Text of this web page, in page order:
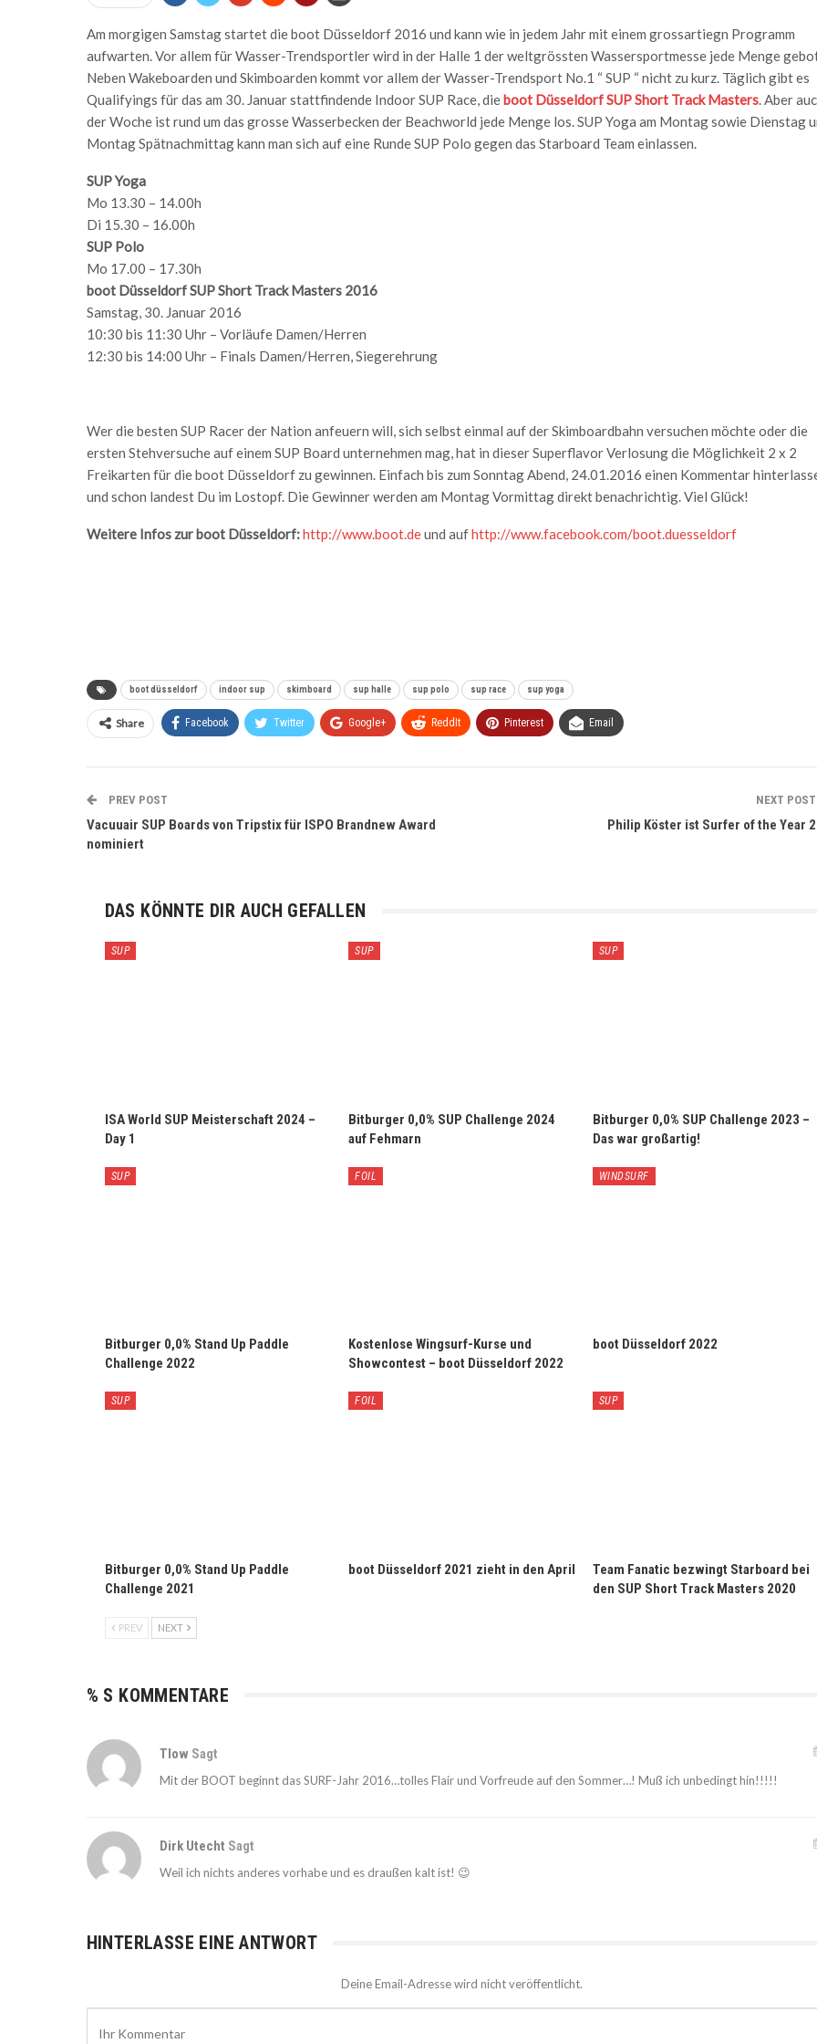
Am morgigen Samstag startet die boot Düsseldorf 2016 und kann wie in jedem Jahr mit einem grossartiegn Programm
aufwarten. Vor allem für Wasser-Trendsportler wird in der Halle 1 der weltgrössten Wassersportmesse jede Menge
Neben Wakeboarden und Skimboarden kommt vor allem der Wasser-Trendsport No.1 “ SUP “ nicht zu kurz. Täglich gibt es
Qualifyings für das am 30. Januar stattfindende Indoor SUP Race, die boot Düsseldorf SUP Short Track Masters. Aber
der Woche ist rund um das grosse Wasserbecken der Beachworld jede Menge los. SUP Yoga am Montag sowie Dienstag
Montag Spätnachmittag kann man sich auf eine Runde SUP Polo gegen das Starboard Team einlassen.
SUP Yoga
Mo 13.30 – 14.00h
Di 15.30 – 16.00h
SUP Polo
Mo 17.00 – 17.30h
boot Düsseldorf SUP Short Track Masters 2016
Samstag, 30. Januar 2016
10:30 bis 11:30 Uhr – Vorläufe Damen/Herren
12:30 bis 14:00 Uhr – Finals Damen/Herren, Siegerehrung
Wer die besten SUP Racer der Nation anfeuern will, sich selbst einmal auf der Skimboardbahn versuchen möchte oder die
ersten Stehversuche auf einem SUP Board unternehmen mag, hat in dieser Superflavor Verlosung die Möglichkeit 2 x 2
Freikarten für die boot Düsseldorf zu gewinnen. Einfach bis zum Sonntag Abend, 24.01.2016 einen Kommentar
und schon landest Du im Lostopf. Die Gewinner werden am Montag Vormittag direkt benachrichtig. Viel Glück!
Weitere Infos zur boot Düsseldorf:http://www.boot.deund aufhttp://www.facebook.com/boot.duesseldorf
boot düsseldorf indoor sup skimboard sup halle sup polo sup race sup yoga
Share Facebook Twitter Google+ ReddIt Pinterest Email
PREV POST
Vacuuair SUP Boards von Tripstix für ISPO Brandnew Award
nominiert
NEXT
Philip Köster ist Surfer of the Year
DAS KÖNNTE DIR AUCH GEFALLEN
SUP
ISA World SUP Meisterschaft 2024 –
Day 1
SUP
Bitburger 0,0% SUP Challenge 2024
auf Fehmarn
SUP
Bitburger 0,0% SUP Challenge 2023 –
Das war großartig!
SUP
Bitburger 0,0% Stand Up Paddle
Challenge 2022
FOIL
Kostenlose Wingsurf-Kurse und
Showcontest – boot Düsseldorf 2022
WINDSURF
boot Düsseldorf 2022
SUP
Bitburger 0,0% Stand Up Paddle
Challenge 2021
FOIL
boot Düsseldorf 2021 zieht in den April
SUP
Team Fanatic bezwingt Starboard bei
den SUP Short Track Masters 2020
PREV NEXT
% S KOMMENTARE
Tlow Sagt
Mit der BOOT beginnt das SURF-Jahr 2016…tolles Flair und Vorfreude auf den Sommer…! Muß ich unbedingt hin!!!!!
Dirk Utecht Sagt
Weil ich nichts anderes vorhabe und es draußen kalt ist! 😉
HINTERLASSE EINE ANTWORT
Deine Email-Adresse wird nicht veröffentlicht.